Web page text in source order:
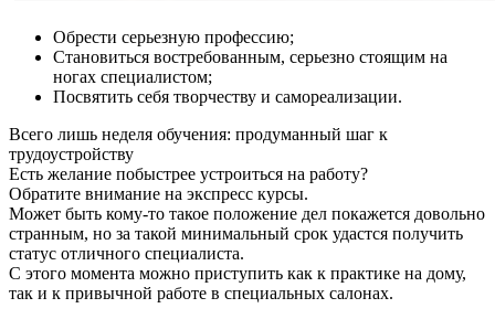
Обрести серьезную профессию;
Становиться востребованным, серьезно стоящим на
ногах специалистом;
Посвятить себя творчеству и самореализации.
Всего лишь неделя обучения: продуманный шаг к
трудоустройству
Есть желание побыстрее устроиться на работу?
Обратите внимание на экспресс курсы.
Может быть кому-то такое положение дел покажется довольно
странным, но за такой минимальный срок удастся получить
статус отличного специалиста.
С этого момента можно приступить как к практике на дому,
так и к привычной работе в специальных салонах.